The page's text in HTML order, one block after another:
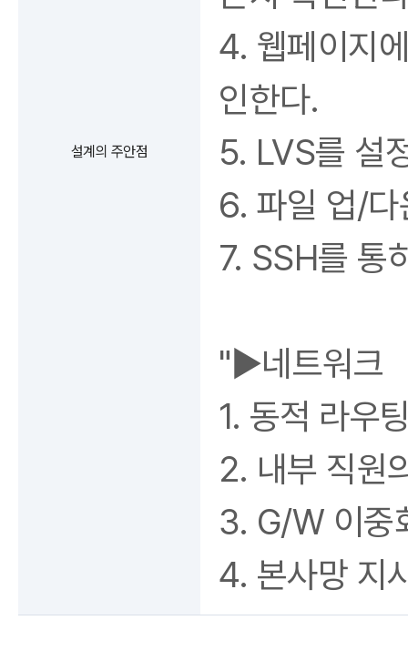
설계의 주안점
4. 웹페이지
인한다.
5. LVS를 설
6. 파일 업/다
7. SSH를 통
"▶네트워크
1. 동적 라우
2. 내부 직원
3. G/W 이중
4. 본사망 지